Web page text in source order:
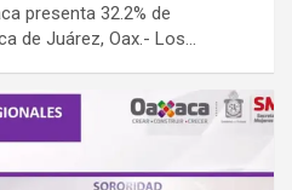
presenta 32.2% de
de Juárez, Oax.- Los…